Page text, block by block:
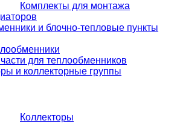
Комплекты для монтажа
и блочно-тепловые пункты
для теплообменников
и коллекторные группы
Коллекторы